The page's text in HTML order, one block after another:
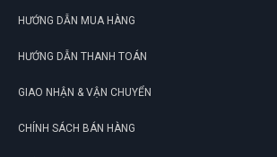
HƯỚNG DẪN MUA HÀNG
HƯỚNG DẪN THANH TOÁN
GIAO NHẬN & VẬN CHUYỂN
CHÍNH SÁCH BÁN HÀNG